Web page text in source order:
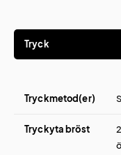
Tryck
Tryckmetod(er)
Tryckyta bröst